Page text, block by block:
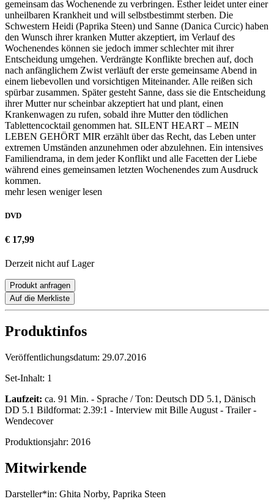
gemeinsam das Wochenende zu verbringen. Esther leidet unter einer
unheilbaren Krankheit und will selbstbestimmt sterben. Die
Schwestern Heidi (Paprika Steen) und Sanne (Danica Curcic) haben
den Wunsch ihrer kranken Mutter akzeptiert, im Verlauf des
Wochenendes können sie jedoch immer schlechter mit ihrer
Entscheidung umgehen. Verdrängte Konflikte brechen auf, doch
nach anfänglichem Zwist verläuft der erste gemeinsame Abend in
einem liebevollen und vorsichtigen Miteinander. Alle reißen sich
spürbar zusammen. Später gesteht Sanne, dass sie die Entscheidung
ihrer Mutter nur scheinbar akzeptiert hat und plant, einen
Krankenwagen zu rufen, sobald ihre Mutter den tödlichen
Tablettencocktail genommen hat. SILENT HEART – MEIN
LEBEN GEHÖRT MIR erzählt über das Recht, das Leben unter
extremen Umständen anzunehmen oder abzulehnen. Ein intensives
Familiendrama, in dem jeder Konflikt und alle Facetten der Liebe
während eines gemeinsamen letzten Wochenendes zum Ausdruck
kommen.
mehr lesen weniger lesen
DVD
€ 17,99
Derzeit nicht auf Lager
Produkt anfragen
Auf die Merkliste
Produktinfos
Veröffentlichungsdatum: 29.07.2016
Set-Inhalt: 1
Laufzeit: ca. 91 Min. - Sprache / Ton: Deutsch DD 5.1, Dänisch
DD 5.1 Bildformat: 2.39:1 - Interview mit Bille August - Trailer -
Wendecover
Produktionsjahr: 2016
Mitwirkende
Darsteller*in: Ghita Norby, Paprika Steen